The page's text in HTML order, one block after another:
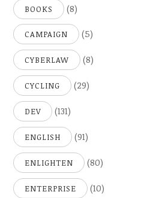
BOOKS (8)
CAMPAIGN (5)
CYBERLAW (8)
CYCLING (29)
DEV (131)
ENGLISH (91)
ENLIGHTEN (80)
ENTERPRISE (10)